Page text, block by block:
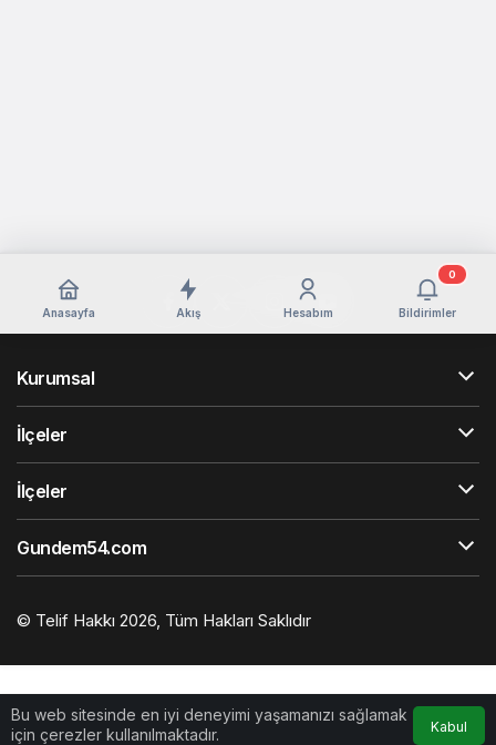
Bu web sitesinde en iyi deneyimi yaşamanızı sağlamak
için çerezler kullanılmaktadır.
Kabul
Anasayfa Akış Hesabım Bildirimler
0
Kurumsal
İlçeler
İlçeler
Gundem54.com
© Telif Hakkı 2026, Tüm Hakları Saklıdır